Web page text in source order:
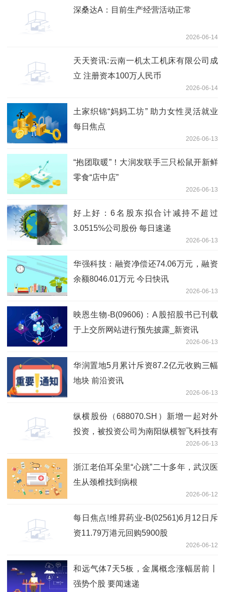
深桑达A：目前生产经营活动正常
2026-06-14
天天资讯:云南一机太工机床有限公司成
立 注册资本100万人民币
2026-06-14
土家织锦“妈妈工坊” 助力女性灵活就业
每日焦点
2026-06-13
“抱团取暖”！大润发联手三只松鼠开新鲜
零食“店中店”
2026-06-13
好上好：6名股东拟合计减持不超过
3.0515%公司股份 每日速递
2026-06-13
华强科技：融资净偿还74.06万元，融资
余额8046.01万元 今日快讯
2026-06-13
映恩生物-B(09606)：A股招股书已刊载
于上交所网站进行预先披露_新资讯
2026-06-13
华润置地5月累计斥资87.2亿元收购三幅
地块 前沿资讯
2026-06-13
纵横股份（688070.SH）新增一起对外
投资，被投资公司为南阳纵横智飞科技有
2026-06-13
浙江老伯耳朵里“心跳”二十多年，武汉医
生从颈椎找到病根
2026-06-12
每日焦点!维昇药业-B(02561)6月12日斥
资11.79万港元回购5900股
2026-06-12
和远气体7天5板，金属概念涨幅居前丨
强势个股 要闻速递